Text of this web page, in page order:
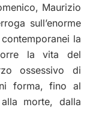
Maurizio
sull’enorme
la
la vita del
ossessivo di
forma, fino al
morte, dalla